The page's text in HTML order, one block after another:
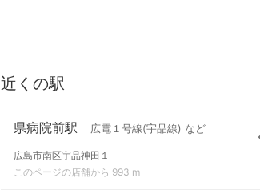
近くの駅
県病院前駅 広電１号線(宇品線) など
広島市南区宇品神田１
このページの店舗から 993 m